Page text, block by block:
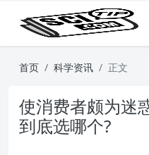
首页 科学资讯 正文
使消费者颇为迷
到底选哪个?